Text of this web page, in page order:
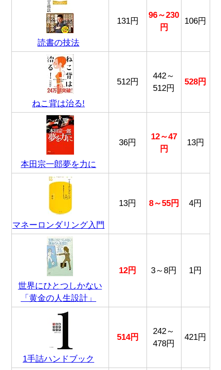
読書の技法
131円
96～230
円
106円
ねこ背は治る!
512円
442～
512円
528円
本田宗一郎夢を力に
36円
12～47
円
13円
マネーロンダリング入門
13円 8～55円 4円
世界にひとつしかない
「黄金の人生設計」
12円 3～8円 1円
1手詰ハンドブック
514円
242～
478円
421円